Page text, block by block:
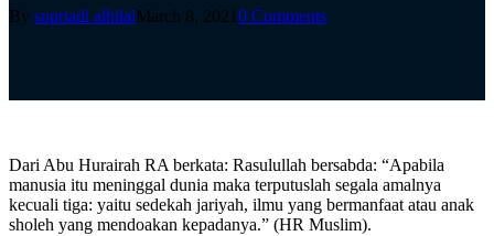
By supriadi alhilalMarch 8, 20210 Comments
Dari Abu Hurairah RA berkata: Rasulullah bersabda: “Apabila
manusia itu meninggal dunia maka terputuslah segala amalnya
kecuali tiga: yaitu sedekah jariyah, ilmu yang bermanfaat atau anak
sholeh yang mendoakan kepadanya.” (HR Muslim).